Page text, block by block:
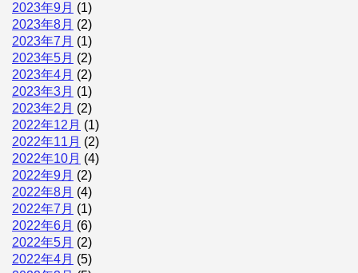
2023年9月 (1)
2023年8月 (2)
2023年7月 (1)
2023年5月 (2)
2023年4月 (2)
2023年3月 (1)
2023年2月 (2)
2022年12月 (1)
2022年11月 (2)
2022年10月 (4)
2022年9月 (2)
2022年8月 (4)
2022年7月 (1)
2022年6月 (6)
2022年5月 (2)
2022年4月 (5)